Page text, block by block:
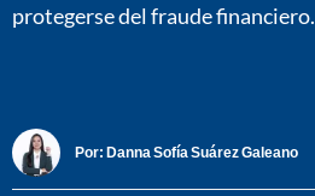
protegerse del fraude financiero.
Por: Danna Sofía Suárez Galeano